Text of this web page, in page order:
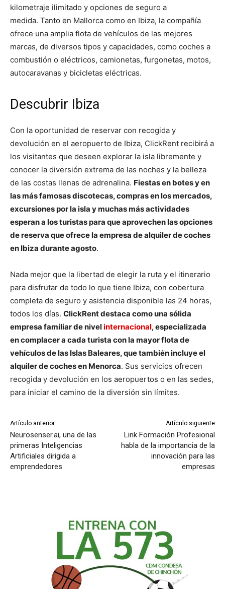
kilometraje ilimitado y opciones de seguro a
medida. Tanto en Mallorca como en Ibiza, la compañía
ofrece una amplia flota de vehículos de las mejores
marcas, de diversos tipos y capacidades, como coches a
combustión o eléctricos, camionetas, furgonetas, motos,
autocaravanas y bicicletas eléctricas.
Descubrir Ibiza
Con la oportunidad de reservar con recogida y
devolución en el aeropuerto de Ibiza, ClickRent recibirá a
los visitantes que deseen explorar la isla libremente y
conocer la diversión extrema de las noches y la belleza
de las costas llenas de adrenalina. Fiestas en botes y en
las más famosas discotecas, compras en los mercados,
excursiones por la isla y muchas más actividades
esperan a los turistas para que aprovechen las opciones
de reserva que ofrece la empresa de alquiler de coches
en Ibiza durante agosto.
Nada mejor que la libertad de elegir la ruta y el itinerario
para disfrutar de todo lo que tiene Ibiza, con cobertura
completa de seguro y asistencia disponible las 24 horas,
todos los días. ClickRent destaca como una sólida
empresa familiar de nivelinternacional, especializada
en complacer a cada turista con la mayor flota de
vehículos de las Islas Baleares, que también incluye el
alquiler de coches en Menorca. Sus servicios ofrecen
recogida y devolución en los aeropuertos o en las sedes,
para iniciar el camino de la diversión sin límites.
Artículo anterior
Neurosenser.ai, una de las
primeras Inteligencias
Artificiales dirigida a
emprendedores
Artículo siguiente
Link Formación Profesional
habla de la importancia de la
innovación para las
empresas